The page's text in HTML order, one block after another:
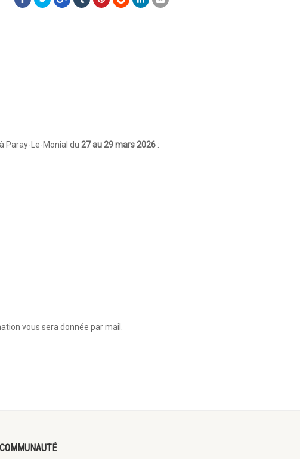
Paray-Le-Monial du 27au 29 mars 2026 :
vous sera donnée par mail.